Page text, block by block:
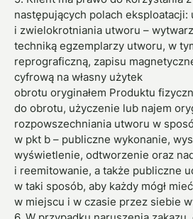
następujących polach eksploatacji:
i zwielokrotniania utworu –
techniką egzemplarzy utworu, w
reprograficzną, zapisu
cyfrową na własny użytek
obrotu oryginałem Produktu
do obrotu, użyczenie lub najem
rozpowszechniania utworu w
w pkt b – publiczne wykonanie,
wyświetlenie, odtworzenie oraz
i reemitowanie, a także publiczne
w taki sposób, aby każdy mógł
w miejscu i w czasie przez siebie